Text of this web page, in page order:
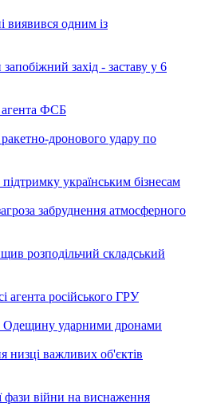
виявився одним із
захід - заставу у 6
ФСБ
дронового удару по
українським бізнесам
забруднення атмосферного
розподільчий складський
агента російського ГРУ
Одещину ударними дронами
низці важливих об'єктів
війни на виснаження